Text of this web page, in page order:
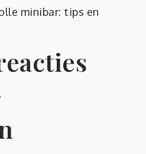
minibar: tips en